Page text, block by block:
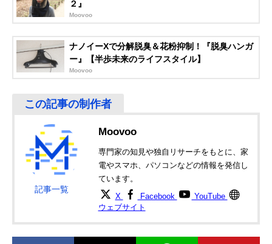
２』
Moovoo
ナノイーXで分解脱臭＆花粉抑制！『脱臭ハンガ
ー』【半歩未来のライフスタイル】
Moovoo
記事一覧
Moovoo
専門家の知見や独自リサーチをもとに、家
電やスマホ、パソコンなどの情報を発信し
ています。
X Facebook
YouTube
ウェブサイト